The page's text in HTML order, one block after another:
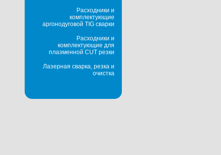
Расходники и
комплектующие
аргонодуговой TIG сварки
Расходники и
комплектующие для
плазменной CUT резки
Лазерная сварка, резка и
очистка